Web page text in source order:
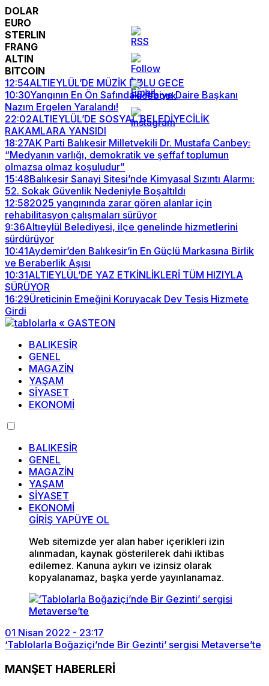
DOLAR
EURO
STERLIN
FRANG
ALTIN
BITCOIN
12:54ALTIEYLÜL’DE MÜZİK DOLU GECE
10:30Yangının En Ön Safındaki İtfaiye Daire Başkanı
Nazım Ergelen Yaralandı!
22:02ALTIEYLÜL’DE SOSYAL BELEDİYECİLİK
RAKAMLARA YANSIDI
18:27AK Parti Balıkesir Milletvekili Dr. Mustafa Canbey:
“Medyanın varlığı, demokratik ve şeffaf toplumun
olmazsa olmaz koşuludur”
15:48Balıkesir Sanayi Sitesi’nde Kimyasal Sızıntı Alarmı:
52. Sokak Güvenlik Nedeniyle Boşaltıldı
12:582025 yangınında zarar gören alanlar için
rehabilitasyon çalışmaları sürüyor
9:36Altıeylül Belediyesi, ilçe genelinde hizmetlerini
sürdürüyor
10:41Aydemir’den Balıkesir’in En Güçlü Markasına Birlik
ve Beraberlik Aşısı
10:31ALTIEYLÜL’DE YAZ ETKİNLİKLERİ TÜM HIZIYLA
SÜRÜYOR
16:29Üreticinin Emeğini Koruyacak Dev Tesis Hizmete
Girdi
BALIKESİR
GENEL
MAGAZİN
YAŞAM
SİYASET
EKONOMİ
BALIKESİR
GENEL
MAGAZİN
YAŞAM
SİYASET
EKONOMİ
GİRİŞ YAPÜYE OL
Web sitemizde yer alan haber içerikleri izin
alınmadan, kaynak gösterilerek dahi iktibas
edilemez. Kanuna aykırı ve izinsiz olarak
kopyalanamaz, başka yerde yayınlanamaz.
01 Nisan 2022 - 23:17
‘Tablolarla Boğaziçi’nde Bir Gezinti’ sergisi Metaverse’te
MANŞET HABERLERİ